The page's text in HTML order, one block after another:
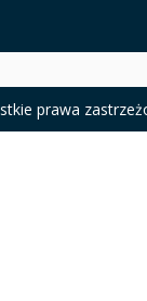
prawa